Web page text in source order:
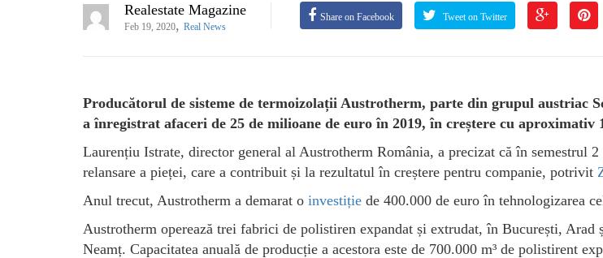
Realestate Magazine
Feb 19, 2020, Real News
Share on Facebook Tweet on Twitter
Producătorul de sisteme de termoizolații Austrotherm, parte din grupul austriac
a înregistrat afaceri de 25 de milioane de euro în 2019, în creștere cu aproximativ
Laurențiu Istrate, director general al Austrotherm România, a precizat că în semestrul
relansare a pieței, care a contribuit și la rezultatul în creștere pentru companie, potrivit
Anul trecut, Austrotherm a demarat o investiție de 400.000 de euro în tehnologizarea
Austrotherm operează trei fabrici de polistiren expandat și extrudat, în București, Arad
Neamț. Capacitatea anuală de producție a acestora este de 700.000 m³ de polistirent